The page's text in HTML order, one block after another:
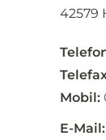
42579
Mobil:
E-Mail: